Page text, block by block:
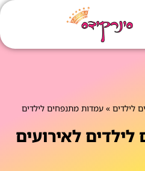
לילדים » עמדות מתנפחים לילדים
לאירועים